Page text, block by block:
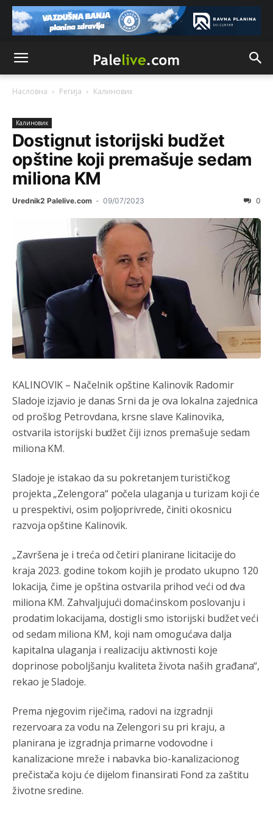
Насловна Регија Калиновик
Калиновик
Dostignut istorijski budžet
opštine koji premašuje sedam
miliona KM
Urednik2 Palelive.com - 09/07/2023 0
KALINOVIK – Načelnik opštine Kalinovik Radomir
Sladoje izjavio je danas Srni da je ova lokalna zajednica
od prošlog Petrovdana, krsne slave Kalinovika,
ostvarila istorijski budžet čiji iznos premašuje sedam
miliona KM.
Sladoje je istakao da su pokretanjem turističkog
projekta „Zelengora“ počela ulaganja u turizam koji će
u prespektivi, osim poljoprivrede, činiti okosnicu
razvoja opštine Kalinovik.
„Završena je i treća od četiri planirane licitacije do
kraja 2023. godine tokom kojih je prodato ukupno 120
lokacija, čime je opština ostvarila prihod veći od dva
miliona KM. Zahvaljujući domaćinskom poslovanju i
prodatim lokacijama, dostigli smo istorijski budžet veći
od sedam miliona KM, koji nam omogućava dalja
kapitalna ulaganja i realizaciju aktivnosti koje
doprinose poboljšanju kvaliteta života naših građana“,
rekao je Sladoje.
Prema njegovim riječima, radovi na izgradnji
rezervoara za vodu na Zelengori su pri kraju, a
planirana je izgradnja primarne vodovodne i
kanalizacione mreže i nabavka bio-kanalizacionog
prečistača koju će dijelom finansirati Fond za zaštitu
životne sredine.